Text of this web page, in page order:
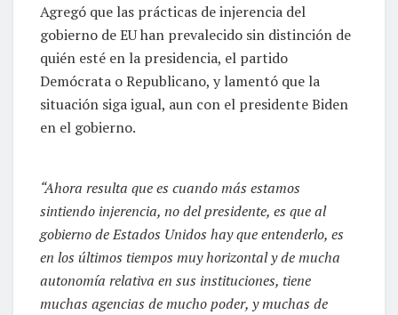
Agregó que las prácticas de injerencia del
gobierno de EU han prevalecido sin distinción de
quién esté en la presidencia, el partido
Demócrata o Republicano, y lamentó que la
situación siga igual, aun con el presidente Biden
en el gobierno.
“Ahora resulta que es cuando más estamos
sintiendo injerencia, no del presidente, es que al
gobierno de Estados Unidos hay que entenderlo, es
en los últimos tiempos muy horizontal y de mucha
autonomía relativa en sus instituciones, tiene
muchas agencias de mucho poder, y muchas de